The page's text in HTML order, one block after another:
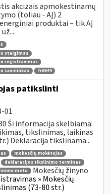
akcizais apmokestinamų
(toliau - AĮ) 2
produktai – tik AĮ
steigimas
registravimas
savininkas
fr0644
patikslinti
01
Ši informacija skelbiama:
tikslinimas, laikinas
Deklaracija tikslinama...
mokesčių mokėtojas
deklaracijos tikslinimo terminas
metu
Mokesčių žinyno
» Mokesčių
(73-80 str.)